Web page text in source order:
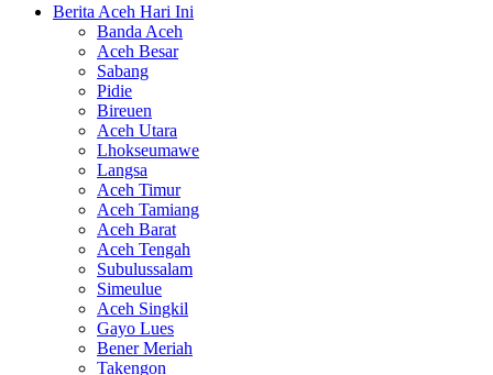
Berita Aceh Hari Ini
Banda Aceh
Aceh Besar
Sabang
Pidie
Bireuen
Aceh Utara
Lhokseumawe
Langsa
Aceh Timur
Aceh Tamiang
Aceh Barat
Aceh Tengah
Subulussalam
Simeulue
Aceh Singkil
Gayo Lues
Bener Meriah
Takengon